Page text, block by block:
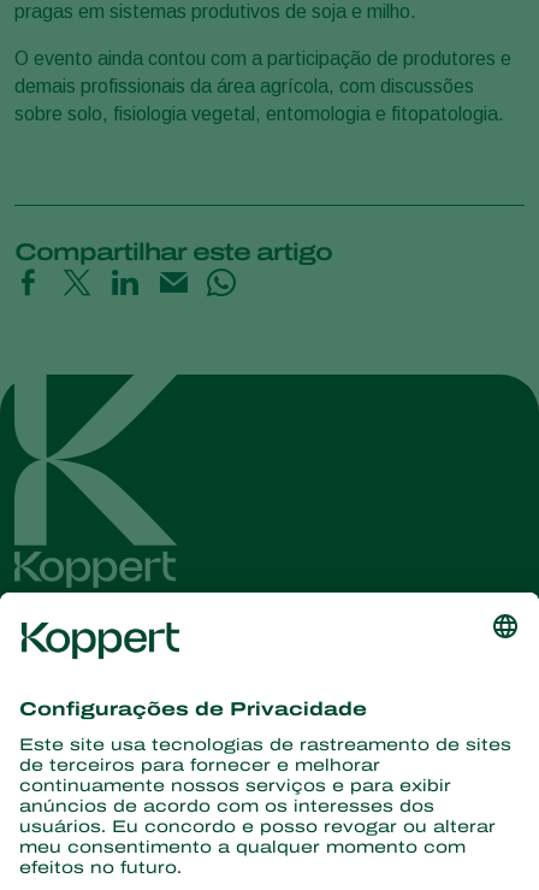
pragas em sistemas produtivos de soja e milho.
O evento ainda contou com a participação de produtores e
demais profissionais da área agrícola, com discussões
sobre solo, fisiologia vegetal, entomologia e fitopatologia.
Compartilhar este artigo
informações
Assine aqui
Parceiros com a natureza